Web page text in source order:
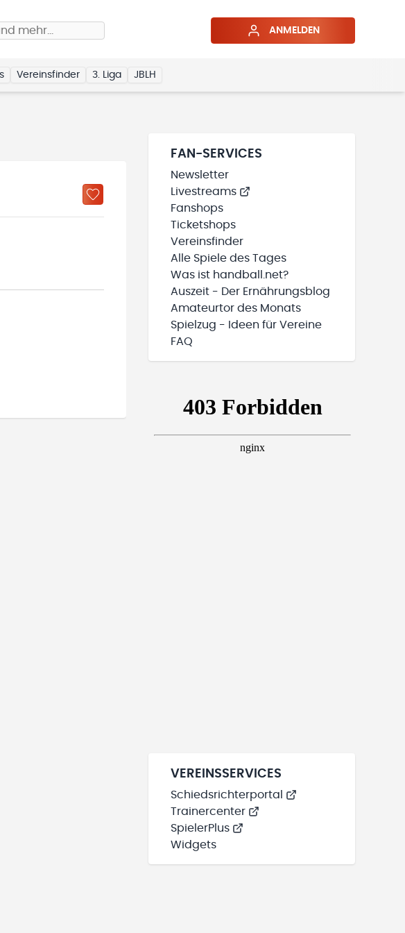
mehr… ANMELDEN
Vereinsfinder 3. Liga JBLH
FAN-SERVICES
Newsletter
Livestreams
Fanshops
Ticketshops
Vereinsfinder
Alle Spiele des Tages
Was ist handball.net?
Auszeit - Der Ernährungsblog
Amateurtor des Monats
Spielzug - Ideen für Vereine
FAQ
VEREINSSERVICES
Schiedsrichterportal
Trainercenter
SpielerPlus
Widgets